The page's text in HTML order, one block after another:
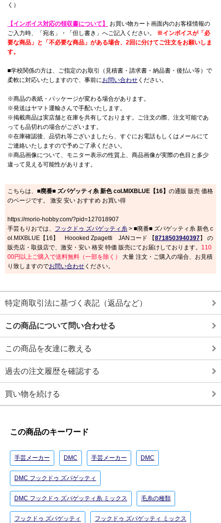
く）
【インボイス対応の領収書について】
お買い物カート画面内のお客様情報の
ご入力時、「宛名」・「但し書き」へご記入ください。 ※インボイスが「必
要な商品」と「不必要な商品」がある場合、2回に分けてご注文をお願いしま
す。
■学校関係の方は、ご指定のお取引（見積書・請求書・納品書・後払い等）で
柔軟に対応いたしますので、事前にお問い合わせ ください。
※商品の表紙・パッケージが変わる場合があります。
※発送はヤマト運輸さんで手配いたします。
※掲載商品は実店舗と在庫を共有しております。ご注文の際、注文可能であ
っても品切れの場合がございます。
※在庫確認後、品切れ等ございましたら、すぐにお電話もしくはメールにて
ご連絡いたしますので予めご了承ください。
※商品画像について、モニター表示の性質上、商品画像が実際の色目と多少
違って見える可能性があります。
こちらは、 ■廃番■ ズパゲッティ糸 新色 col.MIXBLUE【16】 の通販 販売 価格
のページです。 激安 安い おすすめ お買い得
https://morio-hobby.com/?pid=127018907
手芸もりおでは、 フックドゥ ズパゲッティ糸 > ■廃番■ ズパゲッティ糸 新色 c
ol.MIXBLUE【16】 Hoooked Zpagetti JANコード 【8718503940397】 の
販売店・取扱店で、激安・安い 格安 特価 販売にてお届けしております。 110
00円以上ご購入で送料無料（一部を除く）
大量 注文・ご購入の場合、お見積
り致しますのでお問い合わせ ください。
特定商取引法に基づく表記（返品など）
この商品について問い合わせる
この商品を友達に教える
過去の注文履歴を確認する
買い物を続ける
この商品のキーワード
手芸メーカー DMC 手芸メーカー DMC
DMC フックドゥ ズパゲッティ
DMC フックドゥ ズパゲッティ糸 ミックス 毛糸の種類
フックドゥ ズパゲッティ フックドゥ ズパゲッティ ミックス